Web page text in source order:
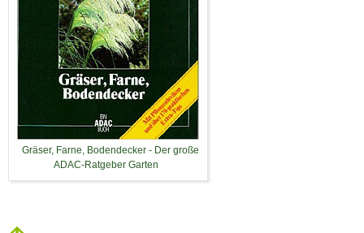
Gräser, Farne, Bodendecker - Der große
ADAC-Ratgeber Garten